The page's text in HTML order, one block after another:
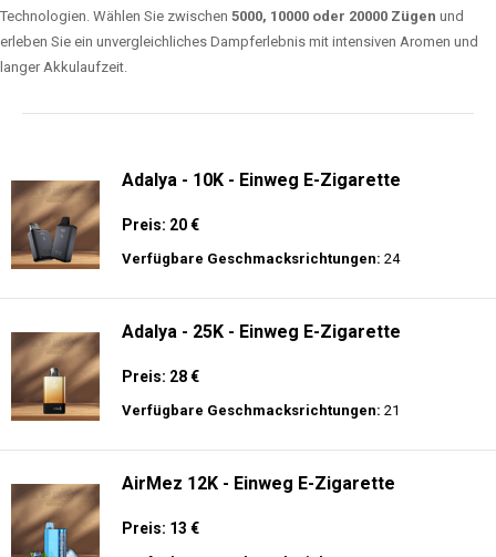
Technologien. Wählen Sie zwischen 5000, 10000 oder 20000 Zügen und
erleben Sie ein unvergleichliches Dampferlebnis mit intensiven Aromen und
langer Akkulaufzeit.
Adalya - 10K - Einweg E-Zigarette
Preis: 20 €
Verfügbare Geschmacksrichtungen: 24
Adalya - 25K - Einweg E-Zigarette
Preis: 28 €
Verfügbare Geschmacksrichtungen: 21
AirMez 12K - Einweg E-Zigarette
Preis: 13 €